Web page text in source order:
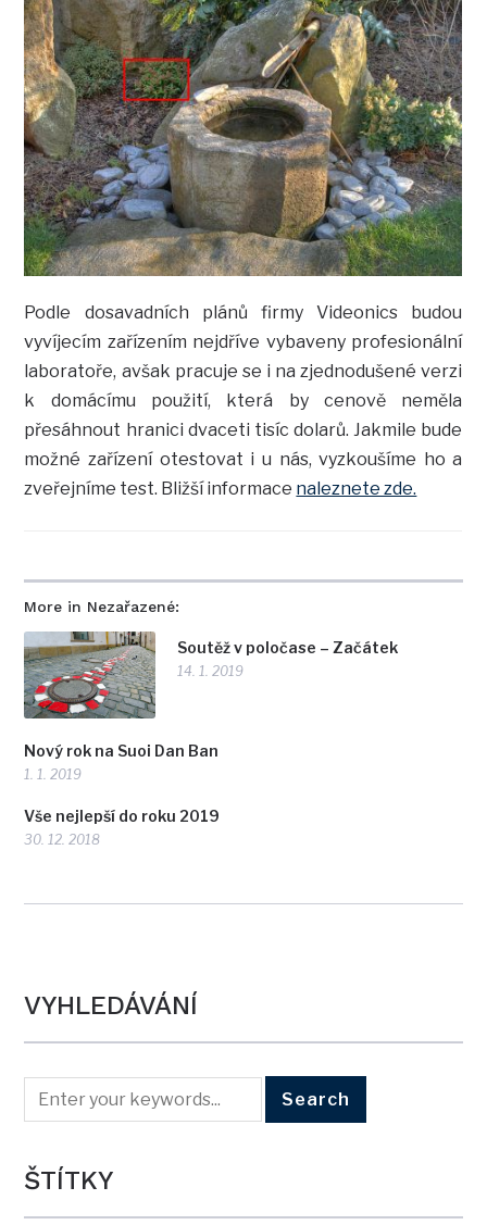
More in Nezařazené:
Soutěž v poločase – Začátek
14. 1. 2019
Nový rok na Suoi Dan Ban
1. 1. 2019
Vše nejlepší do roku 2019
30. 12. 2018
Podle dosavadních plánů firmy Videonics budou
vyvíjecím zařízením nejdříve vybaveny profesionální
laboratoře, avšak pracuje se i na zjednodušené verzi
k domácímu použití, která by cenově neměla
přesáhnout hranici dvaceti tisíc dolarů. Jakmile bude
možné zařízení otestovat i u nás, vyzkoušíme ho a
zveřejníme test. Bližší informace naleznete zde.
VYHLEDÁVÁNÍ
ŠTÍTKY